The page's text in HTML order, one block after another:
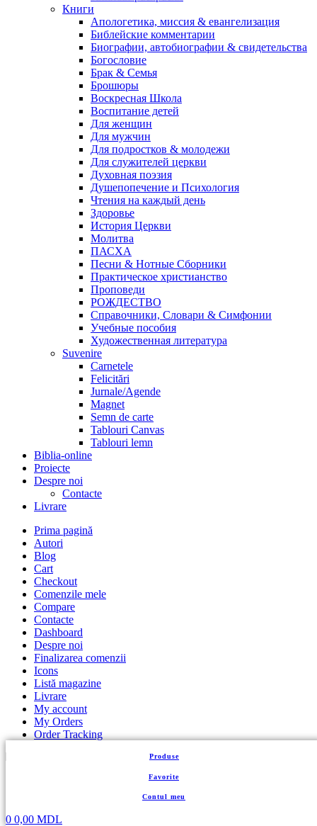
Produse
Favorite
Contul meu
0 0,00 MDL
Книги
Апологетика, миссия & евангелизация
Библейские комментарии
Биографии, автобиографии & свидетельства
Богословие
Брак & Семья
Брошюры
Воскресная Школа
Воспитание детей
Для женщин
Для мужчин
Для подростков & молодежи
Для служителей церкви
Духовная поэзия
Душепопечение и Психология
Чтения на каждый день
Здоровье
История Церкви
Молитва
ПАСХА
Песни & Нотные Сборники
Практическое христианство
Проповеди
РОЖДЕСТВО
Справочники, Словари & Симфонии
Учебные пособия
Художественная литература
Suvenire
Carnetele
Felicitări
Jurnale/Agende
Magnet
Semn de carte
Tablouri Canvas
Tablouri lemn
Biblia-online
Proiecte
Despre noi
Contacte
Livrare
Prima pagină
Autori
Blog
Cart
Checkout
Comenzile mele
Compare
Contacte
Dashboard
Despre noi
Finalizarea comenzii
Icons
Listă magazine
Livrare
My account
My Orders
Order Tracking
Politica de achitare, rambursare și returnare
Politica de confidențialitate